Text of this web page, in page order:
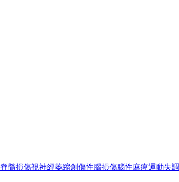
脊髓損傷視神經萎縮創傷性腦損傷腦性麻痺運動失調